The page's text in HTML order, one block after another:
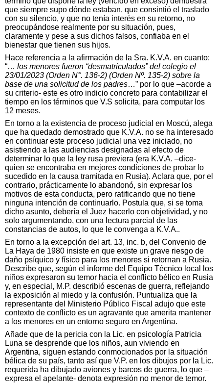
que siempre supo dónde estaban, que consintió el traslado
con su silencio, y que no tenía interés en su retorno, no
preocupándose realmente por su situación, pues,
claramente y pese a sus dichos falsos, confiaba en el
bienestar que tienen sus hijos.
Hace referencia a la afirmación de la Sra. K.V.A. en cuanto:
“… los menores fueron “desmatriculados” del colegio el
23/01/2023 (Orden N°. 136-2) (Orden Nº. 135-2) sobre la
base de una solicitud de los padres…” por lo que –acorde a
su criterio- este es otro indicio concreto para contabilizar el
tiempo en los términos que V.S solicita, para computar los
12 meses.
En torno a la existencia de proceso judicial en Moscú, alega
que ha quedado demostrado que K.V.A. no se ha interesado
en continuar este proceso judicial una vez iniciado, no
asistiendo a las audiencias designadas al efecto de
determinar lo que la ley rusa previera (era K.V.A. –dice-
quien se encontraba en mejores condiciones de probar lo
sucedido en la causa tramitada en Rusia). Aclara que, por el
contrario, prácticamente lo abandonó, sin expresar los
motivos de esta conducta, pero ratificando que no tiene
ninguna intención de continuarlo. Postula que, si se toma
dicho asunto, debería el Juez hacerlo con objetividad, y no
solo argumentando, con una lectura parcial de las
constancias de autos, lo que le convenga a K.V.A..
En torno a la excepción del art. 13, inc. b, del Convenio de
La Haya de 1980 insiste en que existe un grave riesgo de
daño psíquico y físico para los menores si retornan a Rusia.
Describe que, según el informe del Equipo Técnico local los
niños expresaron su temor hacia el conflicto bélico en Rusia
y, en especial, M.P. describió escenas de guerra, reflejando
la exposición al miedo y la confusión. Puntualiza que la
representante del Ministerio Público Fiscal adujo que este
contexto de conflicto es un agravante que amerita mantener
a los menores en un entorno seguro en Argentina.
Añade que de la pericia con la Lic. en psicología Patricia
Luna se desprende que los niños, aun viviendo en
Argentina, siguen estando conmocionados por la situación
bélica de su país, tanto así que V.P. en los dibujos por la Lic.
requerida ha dibujado aviones y barcos de guerra, lo que –
expresa el apelante- denota expresión no menor de temor.